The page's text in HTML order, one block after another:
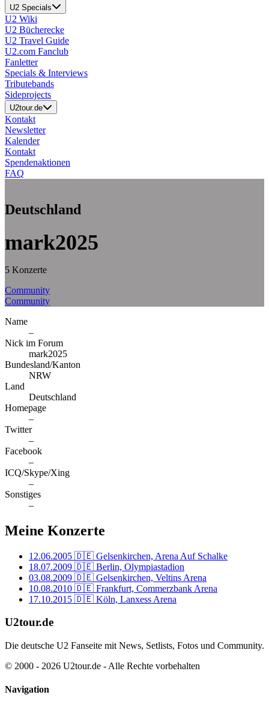
U2 Specials
U2 Wiki
U2 Bücherecke
U2 Travel Guide
U2.com Fanclub
Fanletter
Specials & Interviews
Tributebands
Sideprojects
U2tour.de
Kontakt
Newsletter
Kalender
Kontakt
Spendenaktionen
FAQ
Deutschland
mark2025
5 Konzerte
Community
Community
Name
–
Nick im Forum
mark2025
Bundesland/Kanton
NRW
Land
Deutschland
Homepage
–
Twitter
–
Facebook
–
ICQ/Skype/Xing
–
Sonstiges
–
Meine Konzerte
12.06.2005 🇩🇪 Gelsenkirchen, Arena Auf Schalke
18.07.2009 🇩🇪 Berlin, Olympiastadion
03.08.2009 🇩🇪 Gelsenkirchen, Veltins Arena
10.08.2010 🇩🇪 Frankfurt, Commerzbank Arena
17.10.2015 🇩🇪 Köln, Lanxess Arena
U2tour.de
Die deutsche U2 Fanseite mit News, Setlists, Fotos und Community.
© 2000 - 2026 U2tour.de - Alle Rechte vorbehalten
Navigation